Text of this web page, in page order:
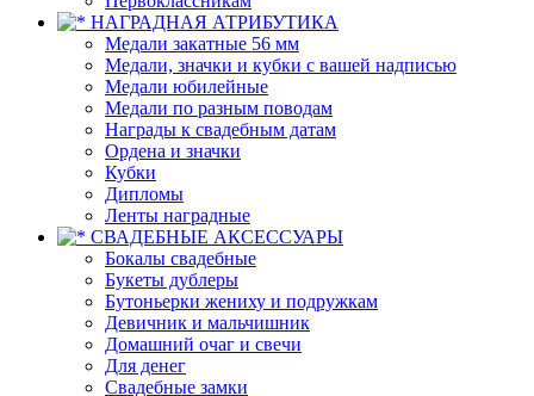
НАГРАДНАЯ АТРИБУТИКА
Медали закатные 56 мм
Медали, значки и кубки с вашей надписью
Медали юбилейные
Медали по разным поводам
Награды к свадебным датам
Ордена и значки
Кубки
Дипломы
Ленты наградные
СВАДЕБНЫЕ АКСЕССУАРЫ
Бокалы свадебные
Букеты дублеры
Бутоньерки жениху и подружкам
Девичник и мальчишник
Домашний очаг и свечи
Для денег
Свадебные замки